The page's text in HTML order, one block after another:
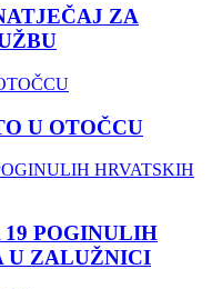
ZA
U OTOČCU
19 POGINULIH
U ZALUŽNICI